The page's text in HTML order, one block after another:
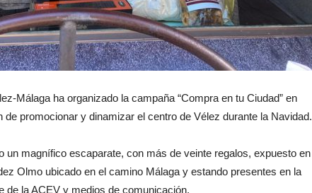
Málaga ha organizado la campaña “Compra en tu Ciudad” en
de promocionar y dinamizar el centro de Vélez durante la Navidad.
un magnífico escaparate, con más de veinte regalos, expuesto en
Olmo ubicado en el camino Málaga y estando presentes en la
de la ACEV y medios de comunicación.